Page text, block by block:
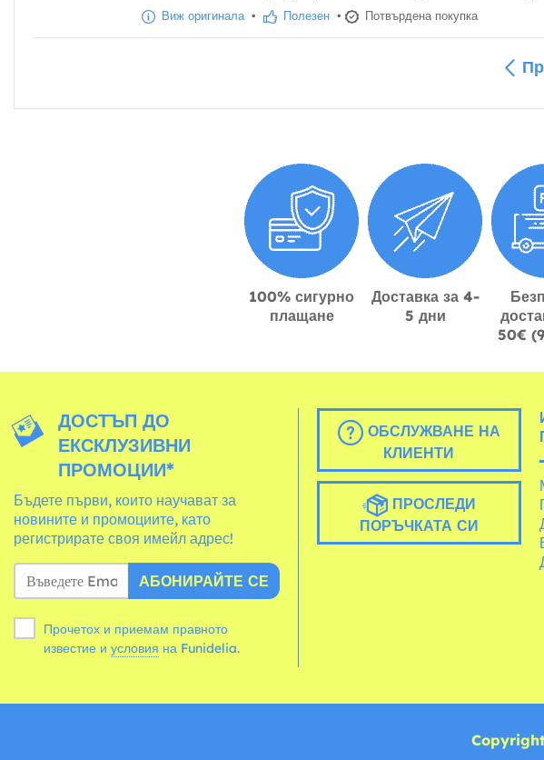
Виж оригинала • Полезен • Потвърдена покупка
100% сигурно
плащане
Доставка за 4-
5 дни
50€
ДОСТЪП ДО
ЕКСКЛУЗИВНИ
ПРОМОЦИИ*
Бъдете първи, които научават за
новините и промоциите, като
регистрирате своя имейл адрес!
АБОНИРАЙТЕ СЕ
Прочетох и приемам правното
известие и условия на Funidelia.
ОБСЛУЖВАНЕ НА
КЛИЕНТИ
ПРОСЛЕДИ
ПОРЪЧКАТА СИ